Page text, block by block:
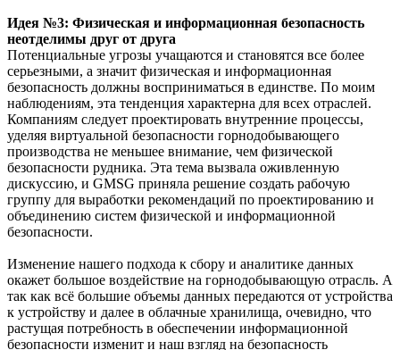
Идея №3: Физическая и информационная безопасность
неотделимы друг от друга
Потенциальные угрозы учащаются и становятся все более
серьезными, а значит физическая и информационная
безопасность должны восприниматься в единстве. По моим
наблюдениям, эта тенденция характерна для всех отраслей.
Компаниям следует проектировать внутренние процессы,
уделяя виртуальной безопасности горнодобывающего
производства не меньшее внимание, чем физической
безопасности рудника. Эта тема вызвала оживленную
дискуссию, и GMSG приняла решение создать рабочую
группу для выработки рекомендаций по проектированию и
объединению систем физической и информационной
безопасности.
Изменение нашего подхода к сбору и аналитике данных
окажет большое воздействие на горнодобывающую отрасль. А
так как всё большие объемы данных передаются от устройства
к устройству и далее в облачные хранилища, очевидно, что
растущая потребность в обеспечении информационной
безопасности изменит и наш взгляд на безопасность